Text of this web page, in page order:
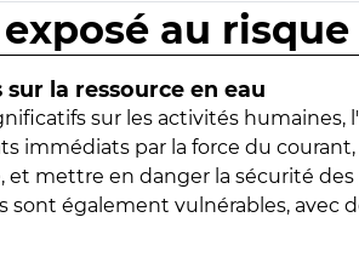
au
la ressource en eau
sur les activités humaines,
immédiats par la force du
et mettre en danger la sécurité des
également vulnérables, avec